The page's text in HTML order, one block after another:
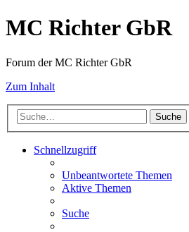
MC Richter GbR
Forum der MC Richter GbR
Zum Inhalt
Suche
Schnellzugriff
Unbeantwortete Themen
Aktive Themen
Suche